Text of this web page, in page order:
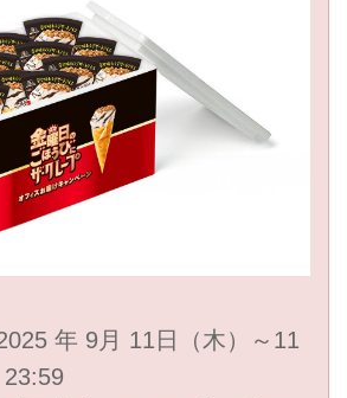
年 9月 11日（木）～11